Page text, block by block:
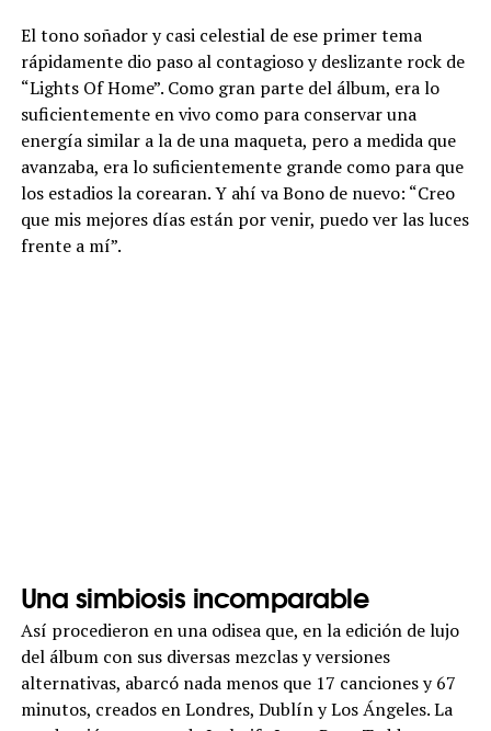
El tono soñador y casi celestial de ese primer tema
rápidamente dio paso al contagioso y deslizante rock de
“Lights Of Home”. Como gran parte del álbum, era lo
suficientemente en vivo como para conservar una
energía similar a la de una maqueta, pero a medida que
avanzaba, era lo suficientemente grande como para que
los estadios la corearan. Y ahí va Bono de nuevo: “Creo
que mis mejores días están por venir, puedo ver las luces
frente a mí”.
Una simbiosis incomparable
Así procedieron en una odisea que, en la edición de lujo
del álbum con sus diversas mezclas y versiones
alternativas, abarcó nada menos que 17 canciones y 67
minutos, creados en Londres, Dublín y Los Ángeles. La